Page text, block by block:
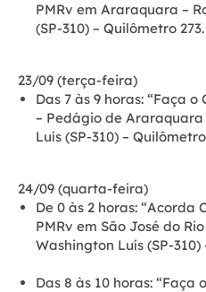
PMRv em Araraquara –
(SP-310) – Quilômetro 273.
23/09 (terça-feira)
Das 7 às 9 horas: “Faça o
– Pedágio de
Luís (SP-310) –
24/09 (quarta-feira)
De 0 às 2 horas: “Acorda
PMRv em São José do
Washington Luís (SP-
Das 8 às 10 horas: “Faça